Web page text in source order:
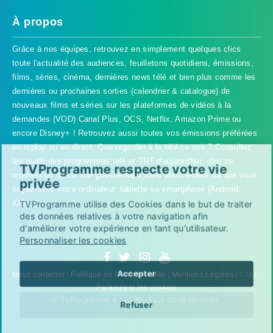
À propos
Grâce à nos équipes, retrouvez en simplement quelques clics
toute l'actualité des audiences, feuilletons quotidiens, émissions,
films, séries, cinéma, dernières news télé et bien plus comme les
dernières ou prochaines sorties (calendrier & catalogue) de
nouveaux films et séries sur les plateformes de vidéos à la
demandes (VOD) Canal Plus, OCS, Netflix, Amazon Prime ou
encore Disney+ ! Retrouvez aussi toutes vos émissions préférées
en replay ou en direct. Que regarder à la télé ce soir ? Consultez
les guide des programmes télé et TNT d'aujourd'hui, d'en ce
moment ou de ce soir gratuitement sans abonnement où que vous
soyez avec votre ordinateur, tablette ou smartphone (Android,
iOS...).
Nous contacter Politique de Confidentialité Mentions Légales
| CGU |
Paramétrer les cookies
© TVProgramme.fr · 2026 · Tous droits réservés.
TVProgramme respecte votre vie
privée
TVProgramme utilise des Cookies dans le but de traiter
des données relatives à votre navigation afin
d'améliorer votre expérience en tant qu'utilisateur.
Personnaliser les cookies
Accepter
Refuser